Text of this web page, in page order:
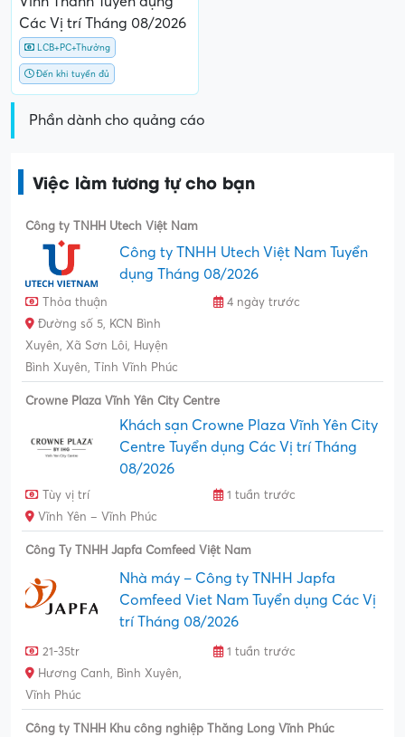
Các Vị trí Tháng 08/2026
LCB+PC+Thưởng
Đến khi tuyển đủ
Phần dành cho quảng cáo
Việc làm tương tự cho bạn
Công ty TNHH Utech Việt Nam
Công ty TNHH Utech Việt Nam Tuyển
dụng Tháng 08/2026
Thỏa thuận
4 ngày trước
Đường số 5, KCN Bình
Xuyên, Xã Sơn Lôi, Huyện
Bình Xuyên, Tỉnh Vĩnh Phúc
Crowne Plaza Vĩnh Yên City Centre
Khách sạn Crowne Plaza Vĩnh Yên City
Centre Tuyển dụng Các Vị trí Tháng
08/2026
Tùy vị trí
1 tuần trước
Vĩnh Yên – Vĩnh Phúc
Công Ty TNHH Japfa Comfeed Việt Nam
Nhà máy – Công ty TNHH Japfa
Comfeed Viet Nam Tuyển dụng Các Vị
trí Tháng 08/2026
21-35tr
1 tuần trước
Hương Canh, Bình Xuyên,
Vĩnh Phúc
Công ty TNHH Khu công nghiệp Thăng Long Vĩnh Phúc